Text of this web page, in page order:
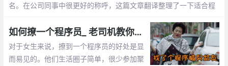
名。在公司同事中很更好的称呼，这篇文章翻译整理了一下适合程
如何撩一个程序员_ 老司机教你怎么追程序员
对于女生来说，撩到一个程序员的好处是显
而易见的。他们生活圈子简单，很少参加聚